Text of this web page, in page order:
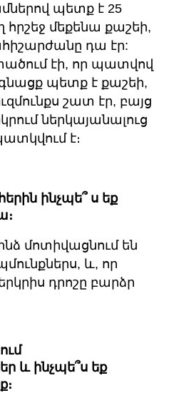
պետք է 25
հրշեջ մեքենա քաշեի,
դա էր:
էի, որ պատվով
պետք է քաշեի,
շատ էր, բայց
ներկայանալուց
է։
ինչպե՞ ս եք
մոտիվացնում են
և, որ
դրոշը բարձր
և ինչպե՞ս եք